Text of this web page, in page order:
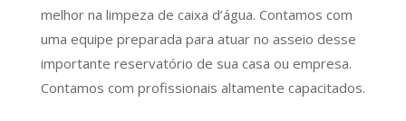
melhor na limpeza de caixa d’água. Contamos com
uma equipe preparada para atuar no asseio desse
importante reservatório de sua casa ou empresa.
Contamos com profissionais altamente capacitados.